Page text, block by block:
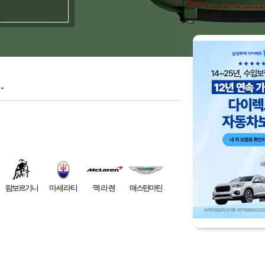
람보르기니 마세라티 맥라렌 애스턴마틴